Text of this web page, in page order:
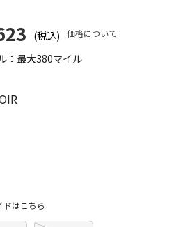
：最大380マイル
(税込) 価格について
ドはこちら